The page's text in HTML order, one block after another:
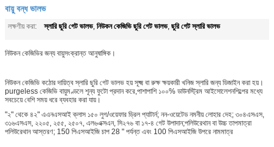
বায়ু বন্ধ ভালভ
লক্ষণীয় করা: স্লারি ছুরি গেট ভালভ, নিউকন কেজিভি ছুরি গেট ভালভ, ছুরি গেট স্লারি ভালভ
নিউকন কেজিভির জন্য বায়ুসংক্রান্ত আনুষাঙ্গিক।
নিউকন কেজিভি কঠোর দায়িত্ব স্লারি ছুরি গেট ভালভ হয় সূক্ষ্ম বা রুক্ষ ক্ষয়কারী খনিজ স্লারি জন্য ডিজাইন করা হয়।
purgeless কেজিভি বায়ুমণ্ডলে শূন্য ফুটো প্রদান করে,পাশাপাশি ১০০% ডাউনস্ট্রিম আইসোলেশনশিল্পের মধ্যে
সবচেয়ে বেশি সময় ধরে ব্যবহার করা যায়।
"২" থেকে ৪২" এএনএসআই ক্লাস ১৫০ লুগ/ওয়েফার ড্রিল প্যাটার্ন; নন-ওয়েটেড নমনীয় লোহার দেহ; ৩০৪এসএস,
৩১৬এসএস, ২২০৫, ২৫৫, ২৫০৭, এল৬এক্সএন, সি২৭৬ বা ১৭-৪ গেট উপাদান;পলিউরেথান বা উচ্চ তাপমাত্রা
পলিউরেথান আস্তরণ; 150 পিএসআইজি চাপ 28 " পর্যন্ত এবং 100 পিএসআইজি উপরে নামমাত্র